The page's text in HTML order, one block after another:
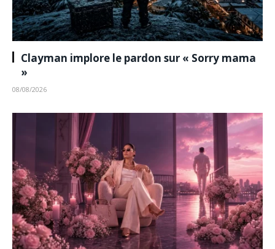
Clayman implore le pardon sur « Sorry mama
»
08/08/2026